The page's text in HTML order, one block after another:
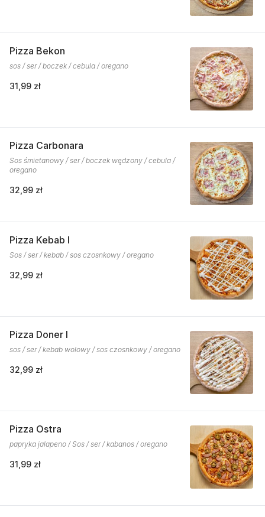
Pizza Bekon
sos / ser / boczek / cebula / oregano
31,99 zł
Pizza Carbonara
Sos śmietanowy / ser / boczek wędzony / cebula /
oregano
32,99 zł
Pizza Kebab I
Sos / ser / kebab / sos czosnkowy / oregano
32,99 zł
Pizza Doner I
sos / ser / kebab wolowy / sos czosnkowy / oregano
32,99 zł
Pizza Ostra
papryka jalapeno / Sos / ser / kabanos / oregano
31,99 zł